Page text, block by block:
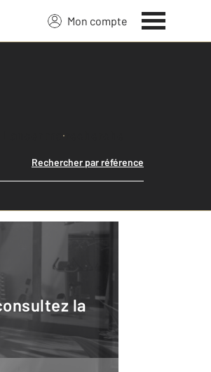
Mon compte
Lancer ma recherche
Rechercher par référence